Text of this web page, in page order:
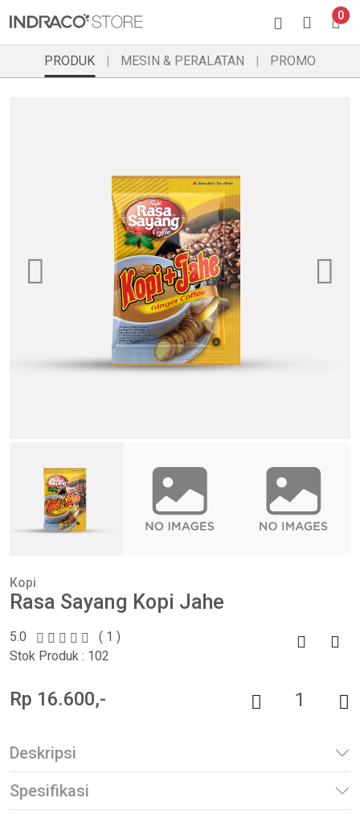
0
PRODUK MESIN & PERALATAN PROMO
Previous
Kopi
Rasa Sayang Kopi Jahe
5.0
( 1 )
Stok Produk : 102
Rp 16.600,-
Deskripsi
Spesifikasi